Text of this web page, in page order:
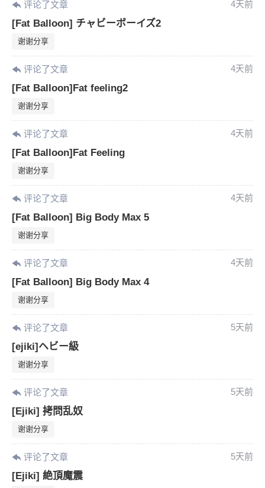
评论了文章 4天前
[Fat Balloon] チャビーボーイズ2
谢谢分享
评论了文章 4天前
[Fat Balloon]Fat feeling2
谢谢分享
评论了文章 4天前
[Fat Balloon]Fat Feeling
谢谢分享
评论了文章 4天前
[Fat Balloon] Big Body Max 5
谢谢分享
评论了文章 4天前
[Fat Balloon] Big Body Max 4
谢谢分享
评论了文章 5天前
[ejiki]ヘビー級
谢谢分享
评论了文章 5天前
[Ejiki] 拷問乱奴
谢谢分享
评论了文章 5天前
[Ejiki] 絶頂魔震
您没有权限发布内容，请购买会员或者提升权
限。